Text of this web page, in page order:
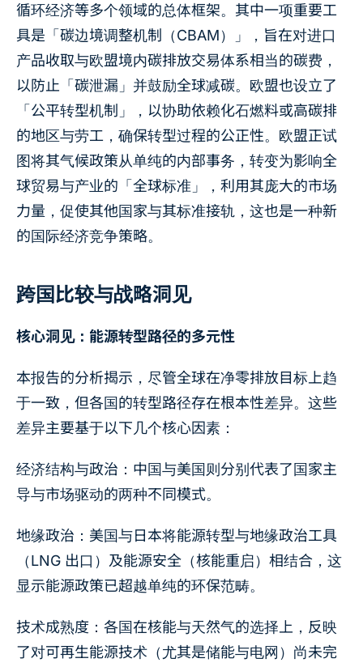
循环经济等多个领域的总体框架。其中一项重要工
具是「碳边境调整机制（CBAM）」，旨在对进口
产品收取与欧盟境内碳排放交易体系相当的碳费，
以防止「碳泄漏」并鼓励全球减碳。欧盟也设立了
「公平转型机制」，以协助依赖化石燃料或高碳排
的地区与劳工，确保转型过程的公正性。欧盟正试
图将其气候政策从单纯的内部事务，转变为影响全
球贸易与产业的「全球标准」，利用其庞大的市场
力量，促使其他国家与其标准接轨，这也是一种新
的国际经济竞争策略。
跨国比较与战略洞见
核心洞见：能源转型路径的多元性
本报告的分析揭示，尽管全球在净零排放目标上趋
于一致，但各国的转型路径存在根本性差异。这些
差异主要基于以下几个核心因素：
经济结构与政治：中国与美国则分别代表了国家主
导与市场驱动的两种不同模式。
地缘政治：美国与日本将能源转型与地缘政治工具
（LNG 出口）及能源安全（核能重启）相结合，这
显示能源政策已超越单纯的环保范畴。
技术成熟度：各国在核能与天然气的选择上，反映
了对可再生能源技术（尤其是储能与电网）尚未完